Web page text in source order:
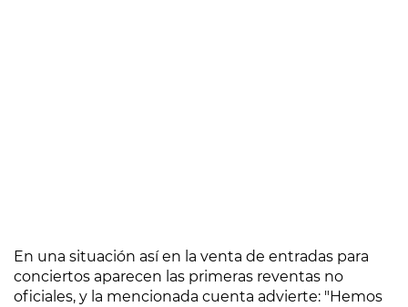
En una situación así en la venta de entradas para
conciertos aparecen las primeras reventas no
oficiales, y la mencionada cuenta advierte: "Hemos